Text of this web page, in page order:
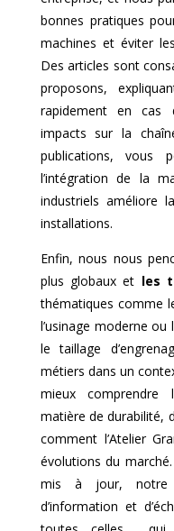
bonnes pratiques
machines et éviter
Des articles sont
proposons,
rapidement en cas
impacts sur la
publications, vous
l’intégration de la
industriels améliore
installations.
Enfin, nous nous
plus globaux et les
thématiques comme
l’usinage moderne ou
le taillage
métiers dans un
mieux comprendre
matière de durabilité,
comment l’Atelier
évolutions du
mis à jour, notre
d’information et